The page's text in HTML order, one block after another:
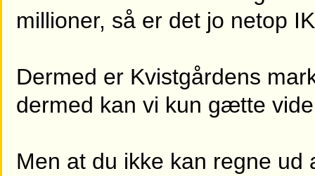
millioner, så er det jo netop
Dermed er Kvistgårdens
dermed kan vi kun gætte
Men at du ikke kan regne